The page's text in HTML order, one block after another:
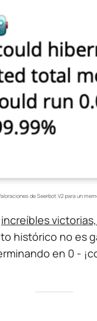
de Seerbot V2 para un
increíbles
histórico no
en 0 -